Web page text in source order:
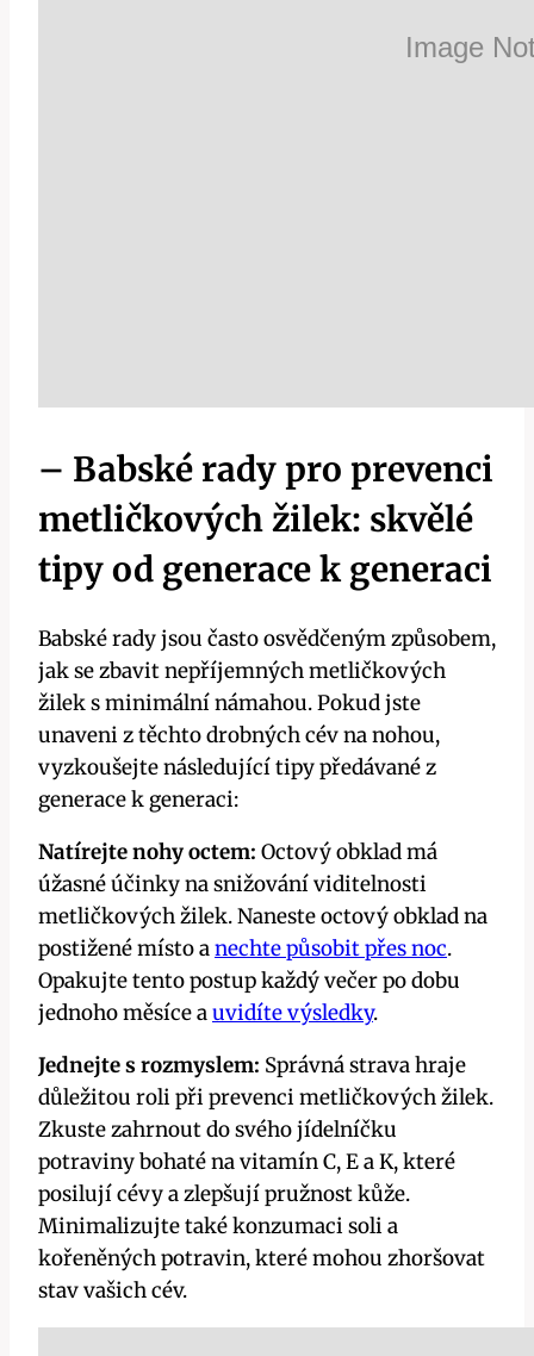
– ⁣Babské rady pro prevenci
metličkových žilek: skvělé
tipy od generace k generaci
Babské rady jsou často ⁤osvědčeným způsobem,
jak se zbavit ‌nepříjemných metličkových
žilek s minimální námahou. Pokud jste
⁣unaveni z těchto drobných cév na nohou,‍
vyzkoušejte ⁣následující tipy předávané z
generace k generaci:
Natírejte nohy octem: Octový obklad má⁢
úžasné‌ účinky⁢ na snižování viditelnosti
metličkových žilek.‍ Naneste octový obklad na
postižené místo anechte působit přes noc.
Opakujte tento postup každý večer ‍po dobu
jednoho měsíce auvidíte výsledky.
Jednejte s rozmyslem: Správná strava hraje‌
důležitou roli při prevenci​ metličkových žilek.
Zkuste zahrnout do svého jídelníčku
potraviny⁣ bohaté na vitamín C, E a K, které
posilují ⁣cévy a zlepšují pružnost kůže.
Minimalizujte také konzumaci‌ soli a
kořeněných potravin, ​které mohou zhoršovat
stav ⁤vašich cév.